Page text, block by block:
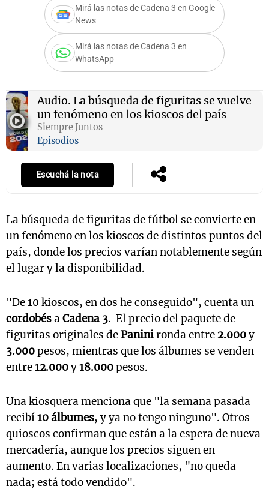
Mirá las notas de Cadena 3 en Google
News
Mirá las notas de Cadena 3 en
WhatsApp
Audio. La búsqueda de figuritas se vuelve
un fenómeno en los kioscos del país
Siempre Juntos
Episodios
Escuchá la nota
La búsqueda de figuritas de fútbol se convierte en
un fenómeno en los kioscos de distintos puntos del
país, donde los precios varían notablemente según
el lugar y la disponibilidad.
"De 10 kioscos, en dos he conseguido", cuenta un
cordobésaCadena 3. El precio del paquete de
figuritas originales dePaninironda entre 2.000y
3.000pesos, mientras que los álbumes se venden
entre12.000y18.000pesos.
Una kiosquera menciona que "la semana pasada
recibí10 álbumes, y ya no tengo ninguno". Otros
quioscos confirman que están a la espera de nueva
mercadería, aunque los precios siguen en
aumento. En varias localizaciones, "no queda
nada; está todo vendido".